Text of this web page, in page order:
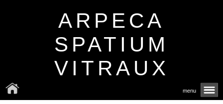
ARPECA
SPATIUM
VITRAUX
menu